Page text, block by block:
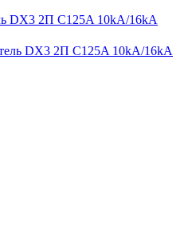
DX3 2П C125A 10kA/16kA